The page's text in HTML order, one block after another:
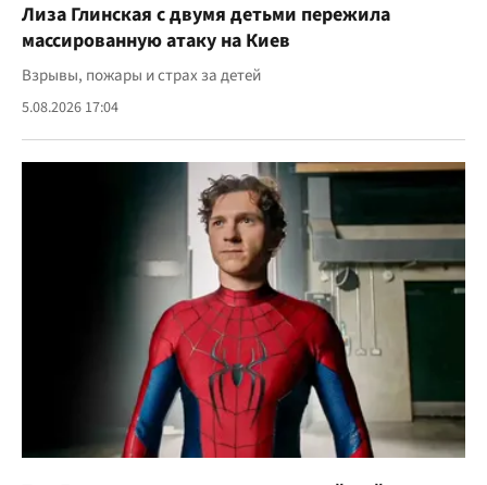
Лиза Глинская с двумя детьми пережила
массированную атаку на Киев
Взрывы, пожары и страх за детей
5.08.2026 17:04